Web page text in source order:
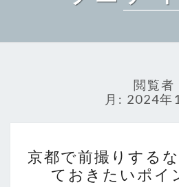
閲覧者
月: 2024年
都
で
京都で前撮りする
ておきたいポイ